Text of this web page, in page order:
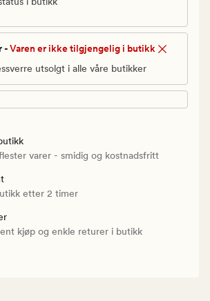
-Varen er ikke tilgjengelig i butikk
utsolgt i alle våre butikker
varer - smidig og kostnadsfritt
etter 2 timer
kjøp og enkle returer i butikk